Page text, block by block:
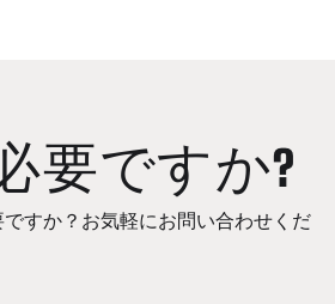
要ですか?
すか？お気軽にお問い合わせくだ